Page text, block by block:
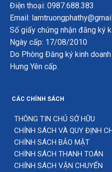
Điện thoại: 0987.688.383
Email:
Số giấy chứng nhận đăng ký
Ngày cấp: 17/08/2010
Do Phòng Đăng ký kinh
Hưng Yên cấp.
CÁC CHÍNH SÁCH
THÔNG TIN CHỦ SỞ HỮU
CHÍNH SÁCH VÀ QUY ĐỊNH
CHÍNH SÁCH BẢO MẬT
CHÍNH SÁCH THANH TOÁN
CHÍNH SÁCH VẬN CHUYỂN